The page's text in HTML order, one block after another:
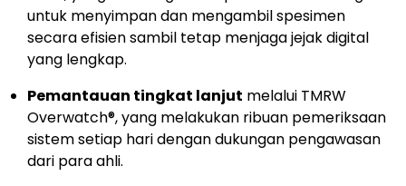
untuk menyimpan dan mengambil spesimen
secara efisien sambil tetap menjaga jejak digital
yang lengkap.
Pemantauan tingkat lanjut melalui TMRW
Overwatch®, yang melakukan ribuan pemeriksaan
sistem setiap hari dengan dukungan pengawasan
dari para ahli.